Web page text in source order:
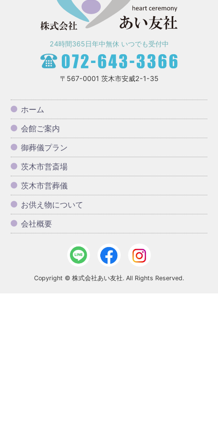
24時間365日年中無休 いつでも受付中
〒567-0001 茨木市安威2-1-35
ホーム
会館ご案内
御葬儀プラン
茨木市営斎場
茨木市営葬儀
お供え物について
会社概要
Copyright © 株式会社あい友社. All Rights Reserved.